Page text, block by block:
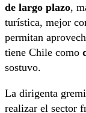
de largo plazo,
turística, mejor
permitan
tiene Chile como
sostuvo.
La dirigenta
realizar el sector